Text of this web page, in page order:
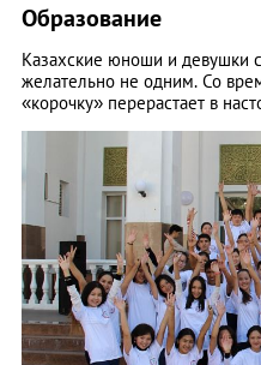
Образование
Казахские юноши и девушки
желательно не одним. Со
«корочку» перерастает в